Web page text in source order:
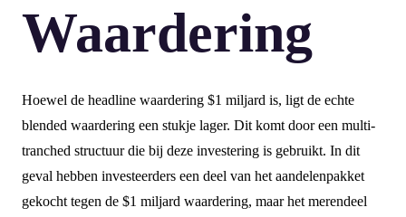
Waardering
Hoewel de headline waardering $1 miljard is, ligt de echte
blended waardering een stukje lager. Dit komt door een multi-
tranched structuur die bij deze investering is gebruikt. In dit
geval hebben investeerders een deel van het aandelenpakket
gekocht tegen de $1 miljard waardering, maar het merendeel